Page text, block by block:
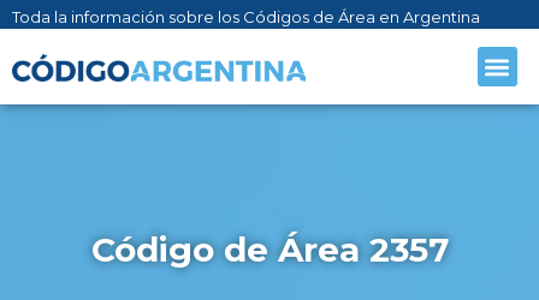
Toda la información sobre los Códigos de Área en Argentina
Código de Área 2357